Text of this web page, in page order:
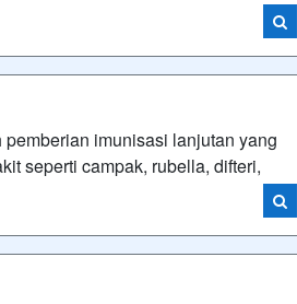
imunisasi lanjutan yang
seperti campak, rubella, difteri,